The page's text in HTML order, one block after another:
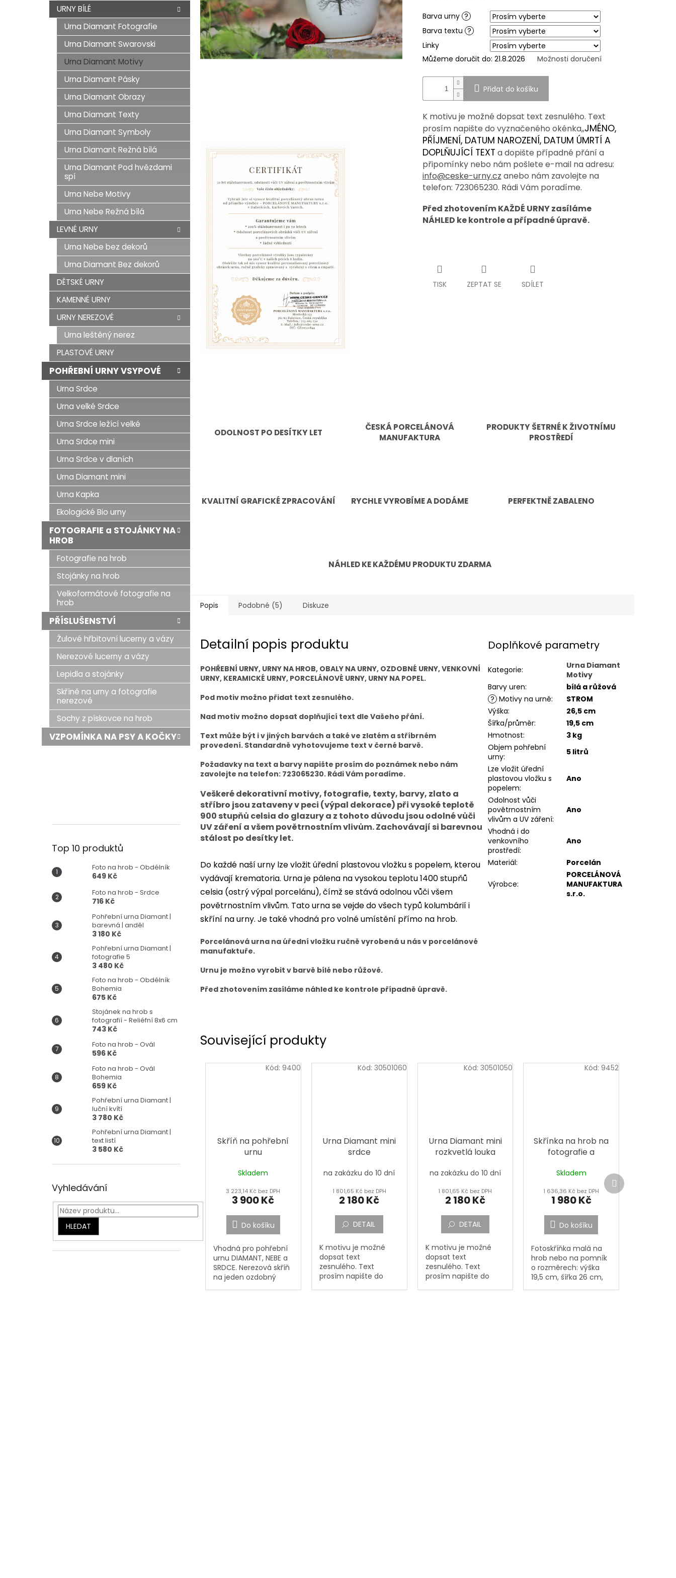
URNY BÍLÉ
Urna Diamant Fotografie
Urna Diamant Swarovski
Urna Diamant Motivy
Urna Diamant Pásky
Urna Diamant Obrazy
Urna Diamant Texty
Urna Diamant Symboly
Urna Diamant Režná bílá
Urna Diamant Pod hvězdami
spí
Urna Nebe Motivy
Urna Nebe Režná bílá
LEVNÉ URNY
Urna Nebe bez dekorů
Urna Diamant Bez dekorů
DĚTSKÉ URNY
KAMENNÉ URNY
URNY NEREZOVÉ
Urna leštěný nerez
PLASTOVÉ URNY
POHŘEBNÍ URNY VSYPOVÉ
Urna Srdce
Urna velké Srdce
Urna Srdce ležící velké
Urna Srdce mini
Urna Srdce v dlaních
Urna Diamant mini
Urna Kapka
Ekologické Bio urny
FOTOGRAFIE a STOJÁNKY NA
HROB
Fotografie na hrob
Stojánky na hrob
Velkoformátové fotografie na
hrob
PŘÍSLUŠENSTVÍ
Žulové hřbitovní lucerny a vázy
Nerezové lucerny a vázy
Lepidla a stojánky
Skříně na urny a fotografie
nerezové
Sochy z pískovce na hrob
VZPOMÍNKA NA PSY A KOČKY
Top 10 produktů
Foto na hrob - Obdélník
649 Kč
Foto na hrob - Srdce
716 Kč
Pohřební urna Diamant |
barevná | anděl
3 180 Kč
Pohřební urna Diamant |
fotografie 5
3 480 Kč
Foto na hrob - Obdélník
Bohemia
675 Kč
Stojánek na hrob s
fotografií - Reliéfní 8x6 cm
743 Kč
Foto na hrob - Ovál
596 Kč
Foto na hrob - Ovál
Bohemia
659 Kč
Pohřební urna Diamant |
luční kvítí
3 780 Kč
Pohřební urna Diamant |
text listí
3 580 Kč
Vyhledávání
HLEDAT
Barva urny ?
Barva textu ?
Linky
Můžeme doručit do: 21.8.2026 Možnosti doručení
Přidat do košíku
K motivu je možné dopsat text zesnulého. Text
prosím napište do vyznačeného okénka,,JMÉNO,
PŘÍJMENÍ, DATUM NAROZENÍ, DATUM ÚMRTÍ A
DOPLŇUJÍCÍ TEXT a dopište případné přání a
připomínky nebo nám pošlete e-mail na adresu:
info@ceske-urny.cz anebo nám zavolejte na
telefon: 723065230. Rádi Vám poradíme.
Před zhotovením KAŽDÉ URNY zasíláme
NÁHLED ke kontrole a případné úpravě.
TISK ZEPTAT SE SDÍLET
ODOLNOST PO DESÍTKY LET
ČESKÁ PORCELÁNOVÁ
MANUFAKTURA
PRODUKTY ŠETRNÉ K ŽIVOTNÍMU
PROSTŘEDÍ
KVALITNÍ GRAFICKÉ ZPRACOVÁNÍ RYCHLE VYROBÍME A DODÁME PERFEKTNĚ ZABALENO
NÁHLED KE KAŽDÉMU PRODUKTU ZDARMA
Související produkty
Skříň na pohřební
urnu
Skladem
3 223,14 Kč bez DPH
3 900 Kč
Do košíku
Vhodná pro pohřební
urnu DIAMANT, NEBE a
SRDCE. Nerezová skříň
na jeden ozdobný
Kód: 9400
Urna Diamant mini
srdce
na zakázku do 10 dní
1 801,65 Kč bez DPH
2 180 Kč
DETAIL
K motivu je možné
dopsat text
zesnulého. Text
prosím napište do
Kód: 30501060
Urna Diamant mini
rozkvetlá louka
na zakázku do 10 dní
1 801,65 Kč bez DPH
2 180 Kč
DETAIL
K motivu je možné
dopsat text
zesnulého. Text
prosím napište do
Kód:30501050
Skřínka na hrob na
fotografie a
Skladem
1 636,36 Kč bez DPH
1 980 Kč
Do košíku
Fotoskříňka malá na
hrob nebo na pomník
o rozměrech: výška
19,5 cm, šířka 26 cm,
Kód: 9452
Další
produkt
Popis Podobné (5) Diskuze
Detailní popis produktu
POHŘEBNÍ URNY, URNY NA HROB, OBALY NA URNY, OZDOBNÉ URNY, VENKOVNÍ
URNY, KERAMICKÉ URNY, PORCELÁNOVÉ URNY, URNY NA POPEL.
Pod motiv možno přidat text zesnulého.
Nad motiv možno dopsat doplňující text dle Vašeho přání.
Text může být i v jiných barvách a také ve zlatém a stříbrném
provedení. Standardně vyhotovujeme text v černé barvě.
Požadavky na text a barvy napište prosím do poznámek nebo nám
zavolejte na telefon: 723065230. Rádi Vám poradíme.
Veškeré dekorativní motivy, fotografie, texty, barvy, zlato a
stříbro jsou zataveny v peci (výpal dekorace) při vysoké teplotě
900 stupňů celsia do glazury a z tohoto důvodu jsou odolné vůči
UV záření a všem povětrnostním vlivům. Zachovávají si barevnou
stálost po desítky let.
Do každé naší urny lze vložit úřední plastovou vložku s popelem, kterou
vydávají krematoria. Urna je pálena na vysokou teplotu 1400 stupňů
celsia (ostrý výpal porcelánu), čímž se stává odolnou vůči všem
povětrnostním vlivům. Tato urna se vejde do všech typů kolumbárií i
skříní na urny. Je také vhodná pro volné umístění přímo na hrob.
Porcelánová urna na úřední vložku ručně vyrobená u nás v porcelánové
manufaktuře.
Urnu je možno vyrobit v barvě bílé nebo růžové.
Před zhotovením zasíláme náhled ke kontrole případně úpravě.
Doplňkové parametry
Kategorie:
Urna Diamant
Motivy
Barvy uren:
bílá a růžová
? Motivy na urně:
STROM
Výška:
26,5 cm
Šířka/průměr:
19,5 cm
Hmotnost:
3 kg
Objem pohřební
urny:
5 litrů
Lze vložit úřední
plastovou vložku s
popelem:
Ano
Odolnost vůči
povětrnostním
vlivům a UV záření:
Ano
Vhodná i do
venkovního
prostředí:
Ano
Materiál: Porcelán
Výrobce:
PORCELÁNOVÁ
MANUFAKTURA
s.r.o.